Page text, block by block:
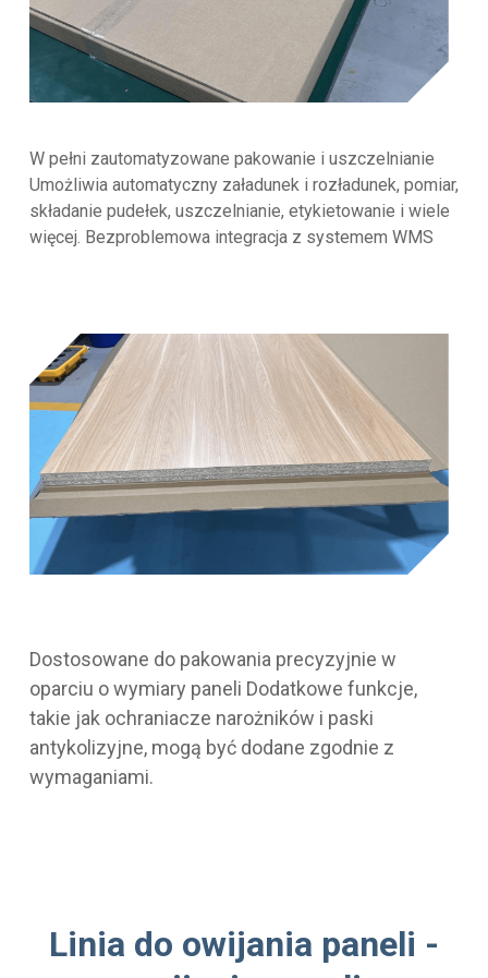
W pełni zautomatyzowane pakowanie i uszczelnianie
Umożliwia automatyczny załadunek i rozładunek, pomiar,
składanie pudełek, uszczelnianie, etykietowanie i wiele
więcej. Bezproblemowa integracja z systemem WMS
Dostosowane do pakowania precyzyjnie w
oparciu o wymiary paneli Dodatkowe funkcje,
takie jak ochraniacze narożników i paski
antykolizyjne, mogą być dodane zgodnie z
wymaganiami.
Linia do owijania paneli -